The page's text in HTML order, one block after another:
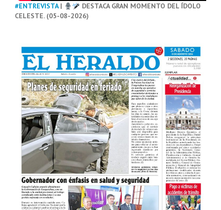
#ENTREVISTA|
DESTACA GRAN MOMENTO DEL ÍDOLO
CELESTE. (05-08-2026)